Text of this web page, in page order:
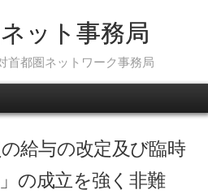
ット事務局
首都圏ネットワーク事務局
給与の改定及び臨時
の成立を強く非難